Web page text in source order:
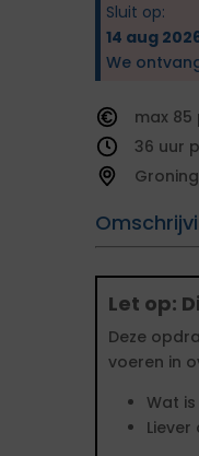
Sluit op:
14 aug
We
85
36
Let op:
Deze
voeren in
Wat
Liever